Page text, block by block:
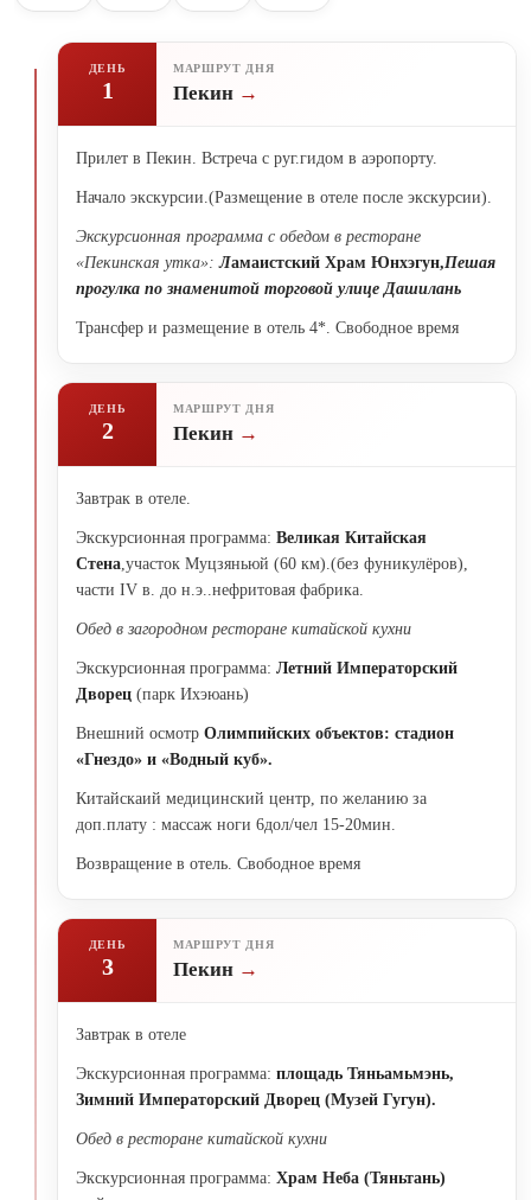
ДЕНЬ
1
МАРШРУТ ДНЯ
Пекин
Прилет в Пекин. Встреча с руг.гидом в аэропорту.
Начало экскурсии.(Размещение в отеле после экскурсии).
Экскурсионная программа с обедом в ресторане
«Пекинская утка»: Ламаистский Храм Юнхэгун,Пешая
прогулка по знаменитой торговой улице Дашилань
Трансфер и размещение в отель 4*. Свободное время
ДЕНЬ
2
МАРШРУТ ДНЯ
Пекин
Завтрак в отеле.
Экскурсионная программа: Великая Китайская
Стена ,участок Муцзяньюй (60 км).(без фуникулёров),
части IV в. до н.э..нефритовая фабрика.
Обед в загородном ресторане китайской кухни
Экскурсионная программа: Летний Императорский
Дворец (парк Ихэюань)
Внешний осмотр Олимпийских объектов: стадион
«Гнездо» и «Водный куб».
Китайскаий медицинский центр, по желанию за
доп.плату : массаж ноги 6дол/чел 15-20мин.
Возвращение в отель. Свободное время
ДЕНЬ
3
МАРШРУТ ДНЯ
Пекин
Завтрак в отеле
Экскурсионная программа: площадь Тяньамьмэнь,
Зимний Императорский Дворец (Музей Гугун).
Обед в ресторане китайской кухни
Экскурсионная программа: Храм Неба (Тяньтань)